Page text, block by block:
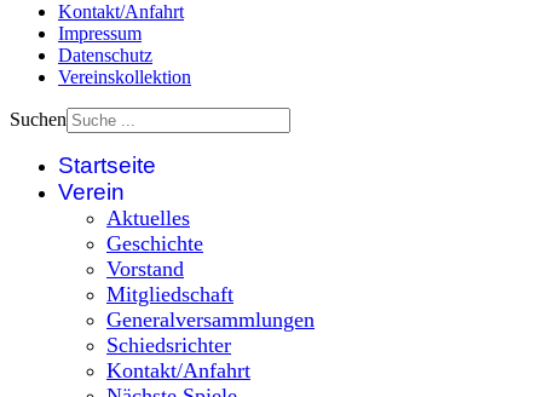
Kontakt/Anfahrt
Impressum
Datenschutz
Vereinskollektion
Suchen
Startseite
Verein
Aktuelles
Geschichte
Vorstand
Mitgliedschaft
Generalversammlungen
Schiedsrichter
Kontakt/Anfahrt